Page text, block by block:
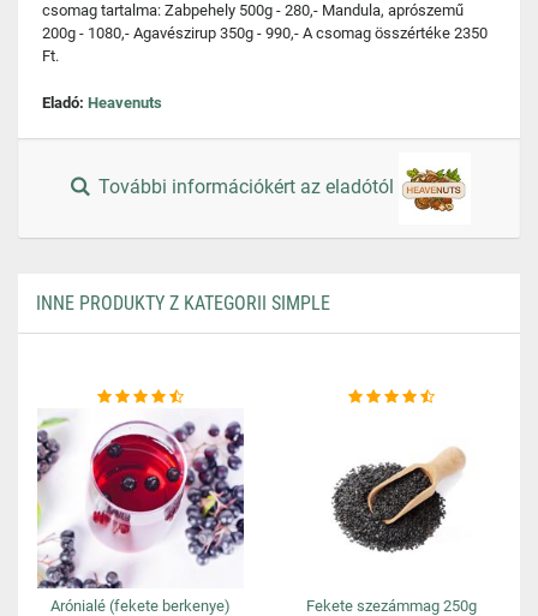
csomag tartalma: Zabpehely 500g - 280,- Mandula, aprószemű
200g - 1080,- Agavészirup 350g - 990,- A csomag összértéke 2350
Ft.
Eladó: Heavenuts
További információkért az eladótól
INNE PRODUKTY Z KATEGORII SIMPLE
Arónialé (fekete berkenye)
Fekete szezámmag 250g